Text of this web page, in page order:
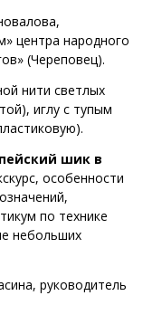
центра народного
(Череповец).
нити светлых
иглу с тупым
шик в
особенности
по технике
небольших
руководитель